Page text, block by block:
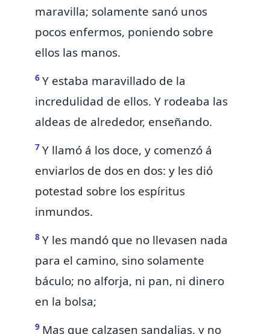
maravilla; solamente sanó unos
pocos enfermos, poniendo sobre
ellos las manos.
6 Y estaba maravillado de la
incredulidad de ellos. Y rodeaba las
aldeas de alrededor, enseñando.
7 Y llamó á los doce, y comenzó á
enviarlos de dos en dos: y les dió
potestad sobre los espíritus
inmundos.
8 Y les mandó que no llevasen nada
para el camino, sino solamente
báculo; no alforja, ni pan, ni dinero
en la bolsa;
9 Mas que calzasen sandalias, y no